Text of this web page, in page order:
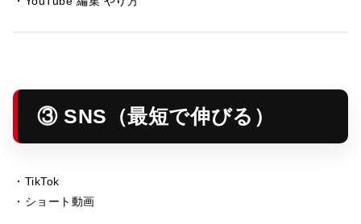
③ SNS（最短で伸びる）
・TikTok
・ショート動画